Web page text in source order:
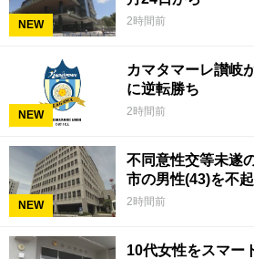
NEW 2時間前
NEW
カマタマーレ讃岐
に逆転勝ち
2時間前
NEW
不同意性交等未遂
市の男性(43)を不
2時間前
10代女性をスマー